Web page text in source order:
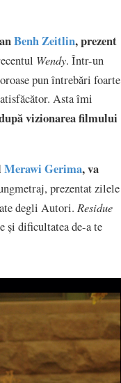
Benh Zeitlin, prezent
Wendy. Într-un
pun întrebări foarte
Asta îmi
vizionarea filmului
Merawi Gerima, va
prezentat zilele
degli Autori. Residue
și dificultatea de-a te